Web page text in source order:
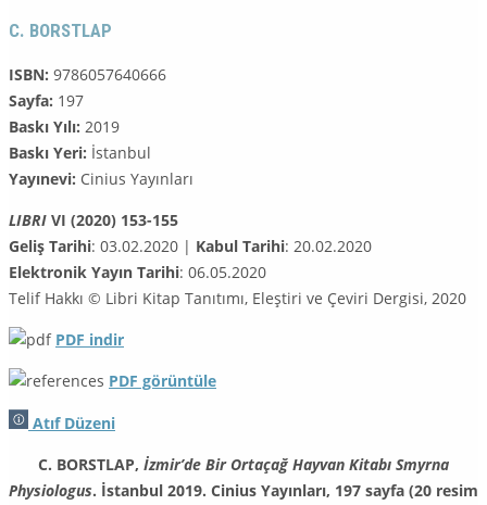
C. BORSTLAP
ISBN: 9786057640666
Sayfa: 197
Baskı Yılı: 2019
Baskı Yeri: İstanbul
Yayınevi: Cinius Yayınları
LIBRI VI (2020) 153-155
Geliş Tarihi: 03.02.2020 | Kabul Tarihi: 20.02.2020
Elektronik Yayın Tarihi: 06.05.2020
Telif Hakkı © Libri Kitap Tanıtımı, Eleştiri ve Çeviri Dergisi, 2020
PDF indir
PDF görüntüle
Atıf Düzeni
C. BORSTLAP, İzmir’de Bir Ortaçağ Hayvan Kitabı Smyrna
Physiologus. İstanbul 2019. Cinius Yayınları, 197 sayfa (20 resim